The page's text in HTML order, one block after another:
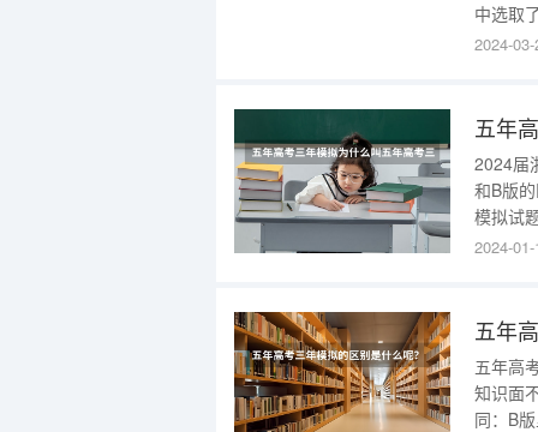
中选取
题和练
滴。。
2024-
五年
2024届
和B版
模拟试
新的高
2024-
五年
五年高
知识面
同：B